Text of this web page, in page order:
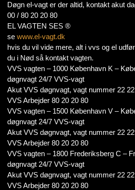
Døgn el-vagt er der altid, kontakt akut
00 / 80 20 20 80
EL VAGTEN SES ®
se www.el-vagt.dk
hvis du vil vide mere, alt i vvs og el
du i Nød så kontakt vagten.
VVS vagten – 1000 København K –
døgnvagt 24/7 VVS-vagt
Akut VVS døgnvagt, vagt nummer 22
VVS Arbejder 80 20 20 80
VVS vagten – 1500 København V –
døgnvagt 24/7 VVS-vagt
Akut VVS døgnvagt, vagt nummer 22
VVS Arbejder 80 20 20 80
VVS vagten – 1800 Frederiksberg C –
døgnvagt 24/7 VVS-vagt
Akut VVS døgnvagt, vagt nummer 22
VVS Arbejder 80 20 20 80